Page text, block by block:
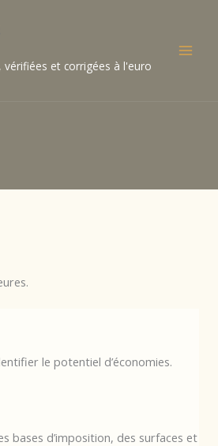
et corrigées à l'euro
le potentiel d’économies.
bases d’imposition, des surfaces et